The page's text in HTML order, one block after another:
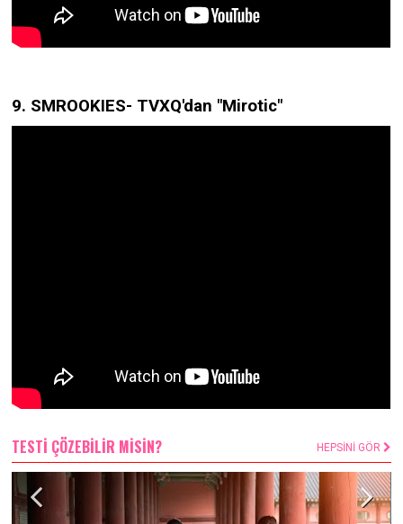
9. SMROOKIES- TVXQ'dan "Mirotic"
TESTİ ÇÖZEBİLİR MİSİN? HEPSİNİ GÖR